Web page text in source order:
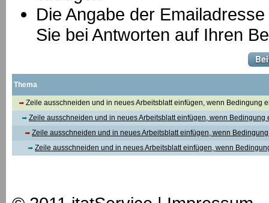
Die Angabe der
Sie bei Antworten auf Ihren
Thema
Zeile ausschneiden und in neues Arbeitsblatt einfügen, wenn Bedingung
Zeile ausschneiden und in neues Arbeitsblatt einfügen, wenn Bedingung
Zeile ausschneiden und in neues Arbeitsblatt einfügen, wenn
Zeile ausschneiden und in neues Arbeitsblatt einfügen, wenn